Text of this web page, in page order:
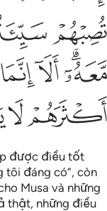
ﱉ
ﱎﱏﱐﱑ
ﱖﱗ
được điều tốt
tôi đáng có”, còn
Musa và những
thật, những điều